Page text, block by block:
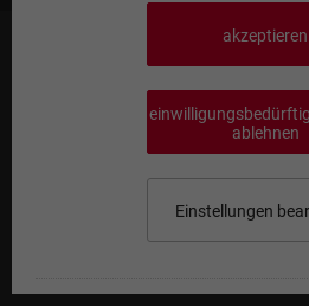
Lieferservice LK Merzig-Wadern
Lieferservice LK Saarlouis
Lieferservice LK St. Wendel
Lieferservice RV Saarbrücken
Lieferservice Saarpfalz-Kreis
Lieferservice LK Kaiserslautern
akzeptieren
ablehnen
Einstellungen